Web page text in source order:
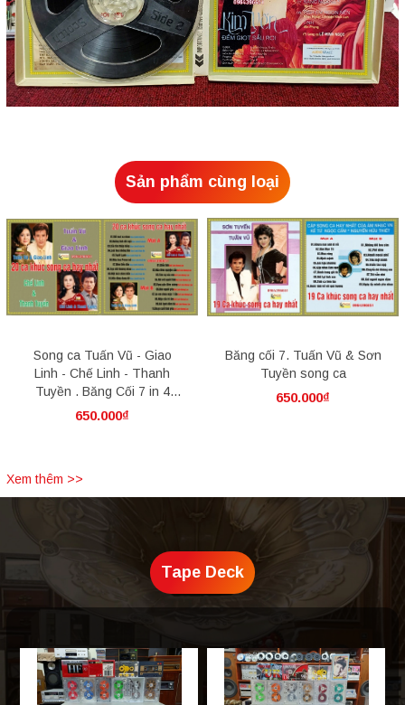
Sản phẩm cùng loại
Song ca Tuấn Vũ - Giao
Linh - Chế Linh - Thanh
Tuyền . Băng Cối 7 in 4
Track.
650.000₫
Băng cối 7. Tuấn Vũ & Sơn
Tuyền song ca
650.000₫
Xem thêm >>
Tape Deck